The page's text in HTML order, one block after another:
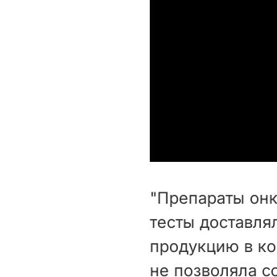
"Препараты
тесты
продукцию в
не позволяла